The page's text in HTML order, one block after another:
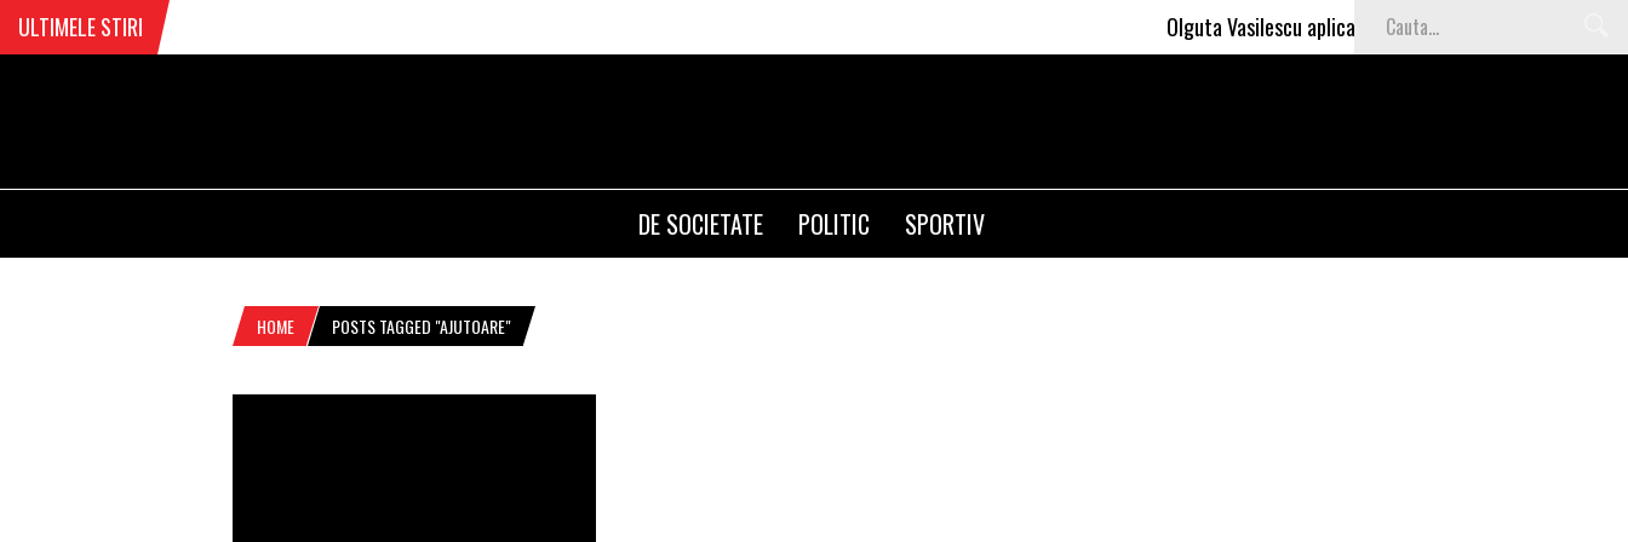
ULTIMELE STIRI Olguta Vasilescu aplica invataturile lui Nea Marin:
DE SOCIETATE POLITIC SPORTIV
HOME POSTS TAGGED "AJUTOARE"